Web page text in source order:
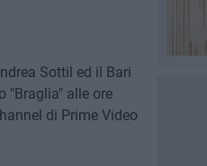
Sottil ed il Bari
"Braglia" alle ore
di Prime Video